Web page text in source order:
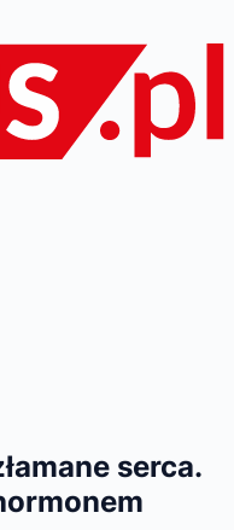
serca.